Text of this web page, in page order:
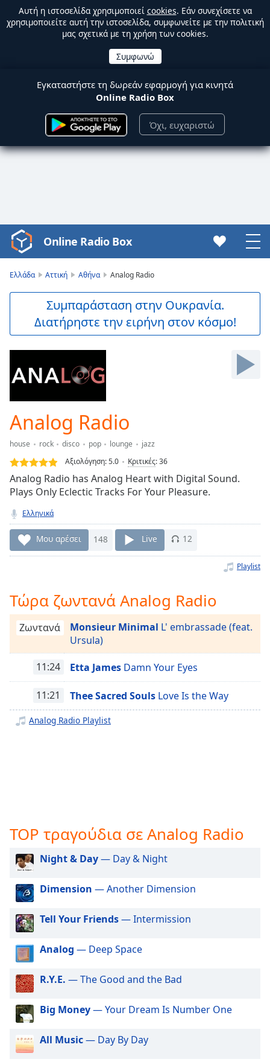
Αυτή η ιστοσελίδα χρησιμοποιεί cookies. Εάν συνεχίσετε να
χρησιμοποιείτε αυτή την ιστοσελίδα, συμφωνείτε με την πολιτική
μας σχετικά με τη χρήση των cookies.
Εγκαταστήστε τη δωρεάν εφαρμογή για κινητά
Online Radio Box
Όχι, ευχαριστώ
Video
Player
Skip
Forward
Mute
Loaded :
0.00%
Stream
TypeLIVE
live,
currently
behind
LIVE
Remaining
Playback
Rate
Chapters
Chapters
Descriptions
descriptions
subtitles
settings
dialog
subtitles
off
selected
Audio
Track
Picture-
Picture
Fullscreen
This
modal
window.
Online Radio Box
Ελλάδα Αττική Αθήνα Analog Radio
Συμπαράσταση στην Ουκρανία.
Διατήρηστε την ειρήνη στον κόσμο!
Analog Radio
house rock disco pop lounge
jazz
Αξιολόγηση:5.0 Κριτικές:36
Αnalog Radio has Analog Heart with Digital Sound.
Plays Only Eclectic Tracks For Your Pleasure.
Ελληνικά
Μου αρέσει 148 Live 12
Playlist
Τώρα ζωντανά Analog Radio
Ζωντανά Monsieur Minimal L' embrassade (feat.
Ursula)
11:24 Etta James Damn Your Eyes
11:21 Thee Sacred Souls Love Is the Way
Analog Radio Playlist
TOP τραγούδια σε Analog Radio
Night & Day— Day & Night
Dimension — Another Dimension
Tell Your Friends— Intermission
Analog — Deep Space
R.Y.E. — The Good and the Bad
Big Money— Your Dream Is Number One
All Music— Day By Day